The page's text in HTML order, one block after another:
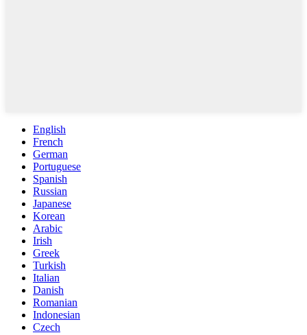
English
French
German
Portuguese
Spanish
Russian
Japanese
Korean
Arabic
Irish
Greek
Turkish
Italian
Danish
Romanian
Indonesian
Czech